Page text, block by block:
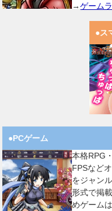
→ゲーム
●ス
●PCゲーム
本格RPG
FPSなど
をジャン
形式で掲
めゲーム